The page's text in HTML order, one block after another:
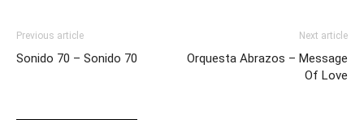
Previous article
Sonido 70 – Sonido 70
Next article
Orquesta Abrazos – Message
Of Love